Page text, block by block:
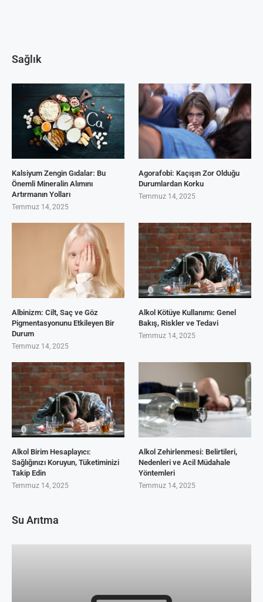
Sağlık
Kalsiyum Zengin Gıdalar: Bu
Önemli Mineralin Alımını
Artırmanın Yolları
Temmuz 14, 2025
Agorafobi: Kaçışın Zor Olduğu
Durumlardan Korku
Temmuz 14, 2025
Albinizm: Cilt, Saç ve Göz
Pigmentasyonunu Etkileyen Bir
Durum
Temmuz 14, 2025
Alkol Kötüye Kullanımı: Genel
Bakış, Riskler ve Tedavi
Temmuz 14, 2025
Alkol Birim Hesaplayıcı:
Sağlığınızı Koruyun, Tüketiminizi
Takip Edin
Temmuz 14, 2025
Alkol Zehirlenmesi: Belirtileri,
Nedenleri ve Acil Müdahale
Yöntemleri
Temmuz 14, 2025
Su Arıtma